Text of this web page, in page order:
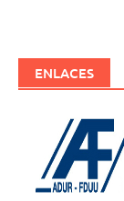
ENLACES